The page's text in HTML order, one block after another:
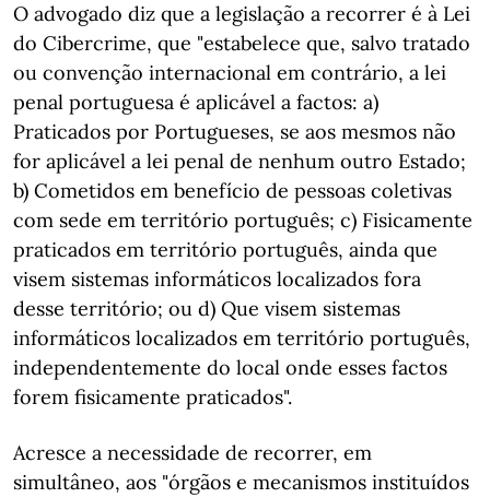
O advogado diz que a legislação a recorrer é à Lei
do Cibercrime, que "estabelece que, salvo tratado
ou convenção internacional em contrário, a lei
penal portuguesa é aplicável a factos: a)
Praticados por Portugueses, se aos mesmos não
for aplicável a lei penal de nenhum outro Estado;
b) Cometidos em benefício de pessoas coletivas
com sede em território português; c) Fisicamente
praticados em território português, ainda que
visem sistemas informáticos localizados fora
desse território; ou d) Que visem sistemas
informáticos localizados em território português,
independentemente do local onde esses factos
forem fisicamente praticados".
Acresce a necessidade de recorrer, em
simultâneo, aos "órgãos e mecanismos instituídos